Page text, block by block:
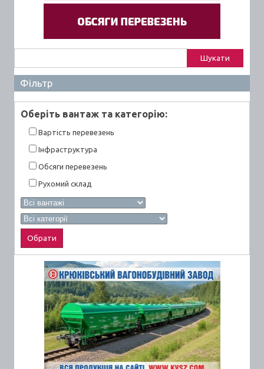
Фільтр
Оберiть вантаж та категорiю:
Вартiсть перевезень
Інфраструктура
Обсяги перевезень
Рухомий склад